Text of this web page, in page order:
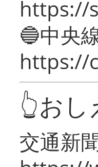
https://
🔵中央
https://
👆お
交通新